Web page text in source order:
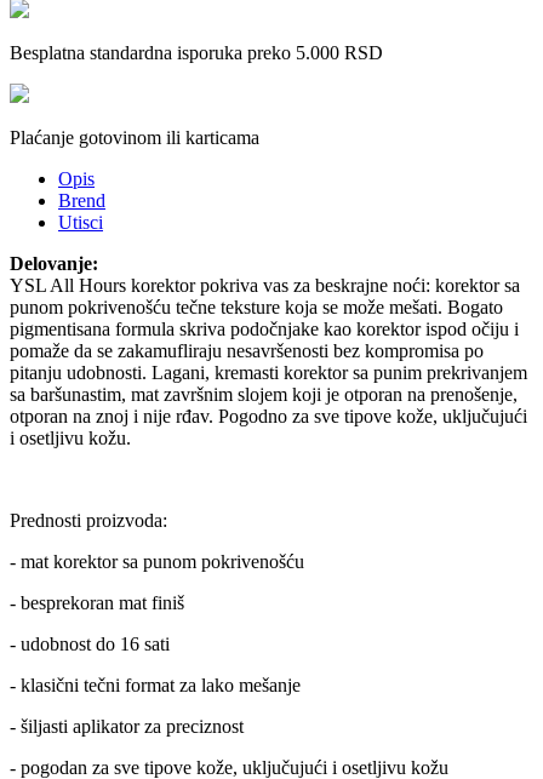
Besplatna standardna isporuka preko 5.000 RSD
Plaćanje gotovinom ili karticama
Opis
Brend
Utisci
Delovanje:
YSL All Hours korektor pokriva vas za beskrajne noći: korektor sa
punom pokrivenošću tečne teksture koja se može mešati. Bogato
pigmentisana formula skriva podočnjake kao korektor ispod očiju i
pomaže da se zakamufliraju nesavršenosti bez kompromisa po
pitanju udobnosti. Lagani, kremasti korektor sa punim prekrivanjem
sa baršunastim, mat završnim slojem koji je otporan na prenošenje,
otporan na znoj i nije rđav. Pogodno za sve tipove kože, uključujući
i osetljivu kožu.
Prednosti proizvoda:
- mat korektor sa punom pokrivenošću
- besprekoran mat finiš
- udobnost do 16 sati
- klasični tečni format za lako mešanje
- šiljasti aplikator za preciznost
- pogodan za sve tipove kože, uključujući i osetljivu kožu